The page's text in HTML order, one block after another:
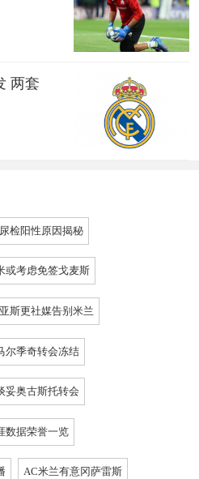
两套
检阳性原因揭秘
或考虑免签戈麦斯
斯更社媒告别米兰
尔季奇转会冻结
妥奥古斯托转会
数据荣誉一览
AC米兰有意冈萨雷斯